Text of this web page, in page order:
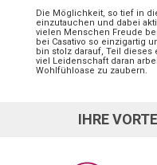
Die Möglichkeit, so tief in
einzutauchen und dabei
vielen Menschen Freude
bei Casativo so einzigartig
bin stolz darauf, Teil dieses
viel Leidenschaft daran
Wohlfühloase zu zaubern.
IHRE